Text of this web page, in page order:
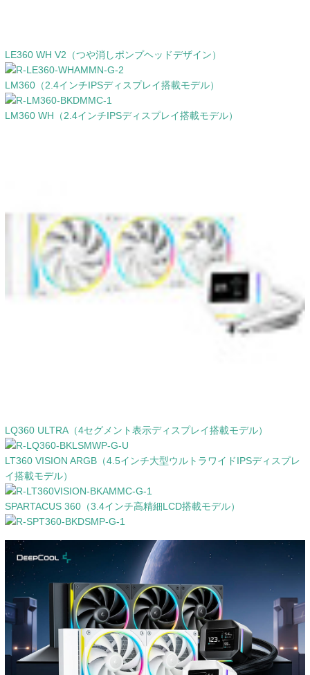
LE360 WH V2（つや消しポンプヘッドデザイン）
LM360（2.4インチIPSディスプレイ搭載モデル）
LM360 WH（2.4インチIPSディスプレイ搭載モデル）
LQ360 ULTRA（4セグメント表示ディスプレイ搭載モデル）
LT360 VISION ARGB（4.5インチ大型ウルトラワイドIPSディスプレ
イ搭載モデル）
SPARTACUS 360（3.4インチ高精細LCD搭載モデル）